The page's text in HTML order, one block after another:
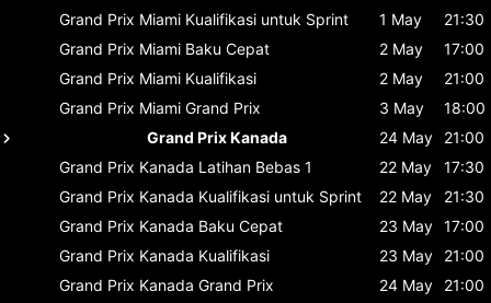
Grand Prix Miami Kualifikasi untuk Sprint 1 May
21:30
Grand Prix Miami Baku Cepat 2 May
17:00
Grand Prix Miami Kualifikasi 2 May
21:00
Grand Prix Miami Grand Prix 3 May
18:00
Grand Prix Kanada
24 May
21:00
Grand Prix Kanada Latihan Bebas 1 22 May
17:30
Grand Prix Kanada Kualifikasi untuk Sprint 22 May
21:30
Grand Prix Kanada Baku Cepat 23 May 17:00
Grand Prix Kanada Kualifikasi 23 May
21:00
Grand Prix Kanada Grand Prix 24 May
21:00